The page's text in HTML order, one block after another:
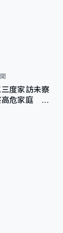
度家訪未察
危家庭 管